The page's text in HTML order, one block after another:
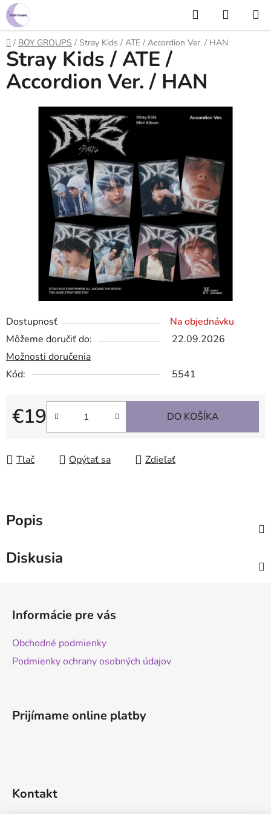
Prejsť
na
obsah
Hľadať
KOŠÍK
Domov
/ BOY GROUPS / Stray Kids / ATE / Accordion Ver. / HAN
Dostupnosť
Na objednávku
Môžeme doručiť do:
22.09.2026
Možnosti doručenia
Kód:
5541
€19
Jednotková cena:
DO KOŠÍKA
Tlač Opýtať sa Zdieľať
Stray Kids / ATE /
Accordion Ver. / HAN
Popis
Diskusia
Informácie pre vás
Obchodné podmienky
Podmienky ochrany osobných údajov
Prijímame online platby
Kontakt